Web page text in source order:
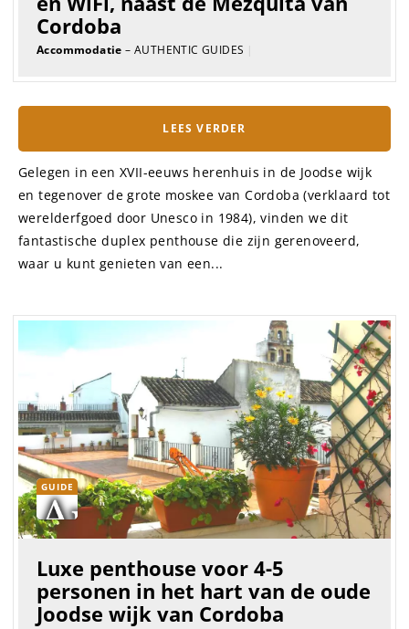
Cordoba
Accommodatie – AUTHENTIC GUIDES |
LEES VERDER
Gelegen in een XVII-eeuws herenhuis in de Joodse wijk
en tegenover de grote moskee van Cordoba (verklaard tot
werelderfgoed door Unesco in 1984), vinden we dit
fantastische duplex penthouse die zijn gerenoveerd,
waar u kunt genieten van een...
GUIDE
Luxe penthouse voor 4-5
personen in het hart van de oude
Joodse wijk van Cordoba